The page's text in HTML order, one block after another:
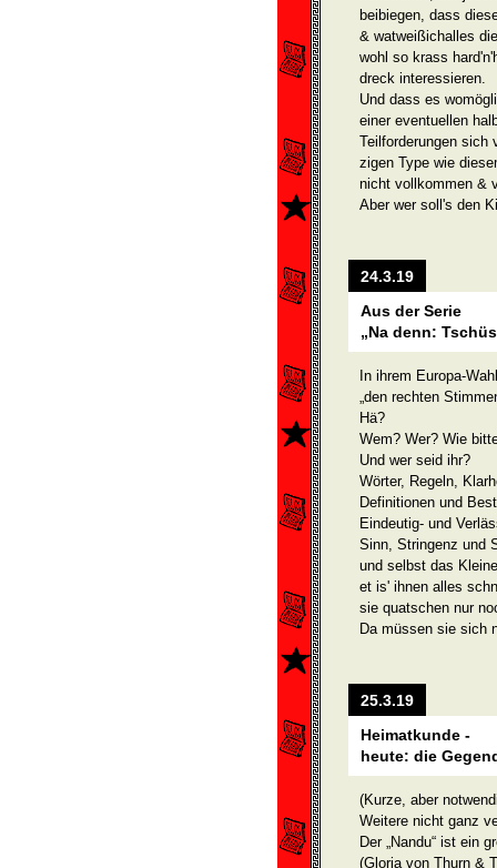
beibiegen, dass
& watweiß­ichalles
wohl so krass
dreck interes­sieren.
Und dass es
einer eventuellen
Teilforderun­gen
zigen Type wie
nicht vollkommen &
Aber wer soll's den
24.3.19
Aus der Serie
„Na denn:
In ihrem Europa-
„den rechten
Hä?
Wem? Wer? Wie
Und wer seid ihr?
Wörter, Regeln,
Definitionen und
Eindeutig- und
Sinn, Stringenz und
und selbst das
et is' ihnen alles
sie quatschen nur
Da müssen sie sich
25.3.19
Heimatkunde -
heute: die
(Kurze, aber
Weitere nicht ganz
Der „Nandu“ ist ein
(Gloria von Thurn &